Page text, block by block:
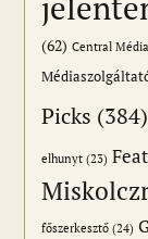
(62) Central
Picks (384)
elhunyt (23)
főszerkesztő (24)